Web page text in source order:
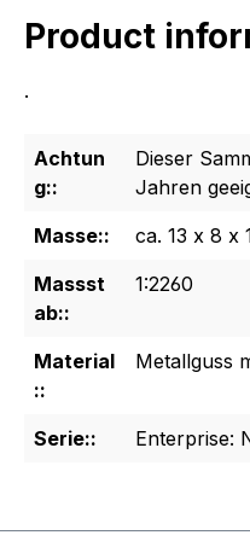
Product
.
Achtun
g::
Dieser
Jahren
Masse::
ca. 13 x 8 x
Massst
ab::
1:2260
Material
::
Metallguss
Serie:: Enterprise: